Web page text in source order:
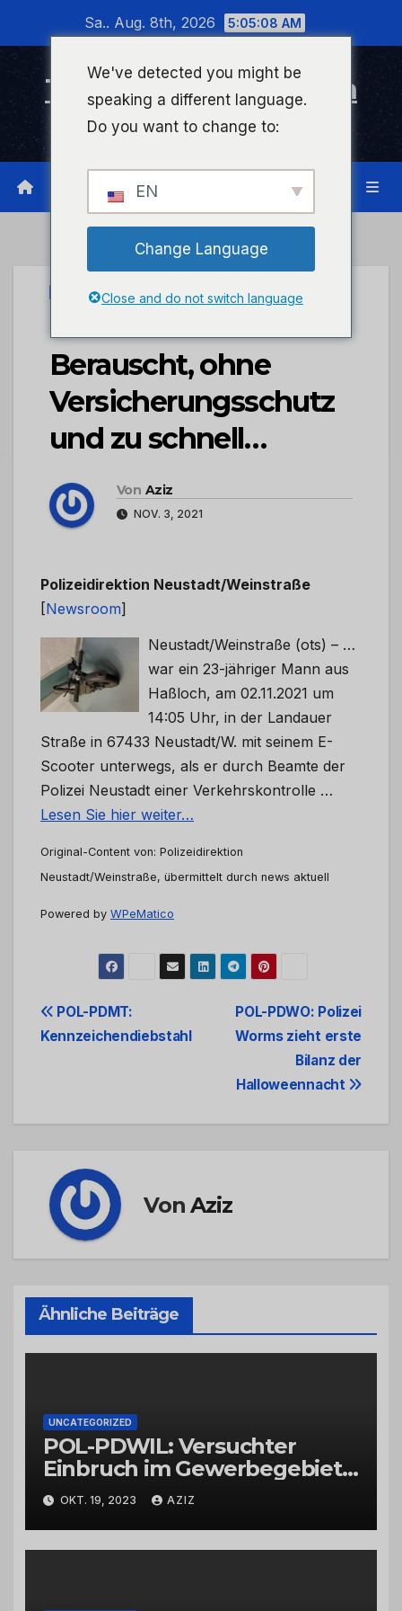
wechseln
Sa.. Aug. 8th, 2026 5:05:09 AM
Timeline Bad Kreuznach
Infonetzwerk für Bad Kreuznach
UNCATEGORIZED
POL-PDNW:
Berauscht, ohne
Versicherungsschutz
und zu schnell…
Von Aziz
NOV. 3, 2021
Polizeidirektion Neustadt/Weinstraße
[Newsroom]
Neustadt/Weinstraße (ots) – …
war ein 23-jähriger Mann aus
Haßloch, am 02.11.2021 um
14:05 Uhr, in der Landauer
Straße in 67433 Neustadt/W. mit seinem E-
Scooter unterwegs, als er durch Beamte der
Polizei Neustadt einer Verkehrskontrolle …
Lesen Sie hier weiter…
Original-Content von: Polizeidirektion
Neustadt/Weinstraße, übermittelt durch news aktuell
Powered by WPeMatico
Beitrags-
POL-PDWO: Polizei
Worms zieht erste
Bilanz der
Halloweennacht
POL-PDMT:
Kennzeichendiebstahl
VonAziz
Ähnliche Beiträge
UNCATEGORIZED
POL-PDWIL: Versuchter
Einbruch im Gewerbegebiet
Wittlich
OKT. 19, 2023 AZIZ
We've detected you might be
speaking a different language.
Do you want to change to:
EN
Change Language
Close and do not switch language